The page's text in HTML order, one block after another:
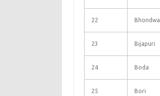
22 Bhondwa
23 Bijapuri
24 Boda
25 Bori